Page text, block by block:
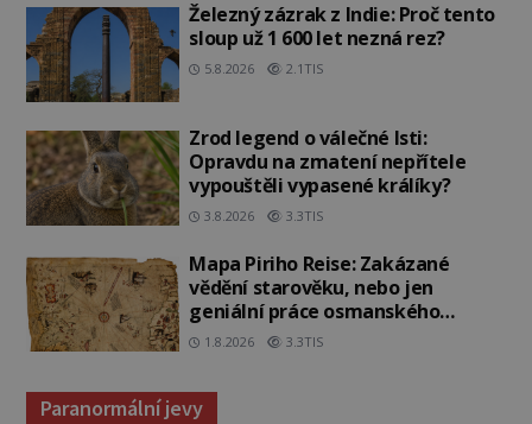
Železný zázrak z Indie: Proč tento
sloup už 1 600 let nezná rez?
5.8.2026 2.1TIS
Zrod legend o válečné lsti:
Opravdu na zmatení nepřítele
vypouštěli vypasené králíky?
3.8.2026 3.3TIS
Mapa Piriho Reise: Zakázané
vědění starověku, nebo jen
geniální práce osmanského
admirála?
1.8.2026 3.3TIS
Paranormální jevy